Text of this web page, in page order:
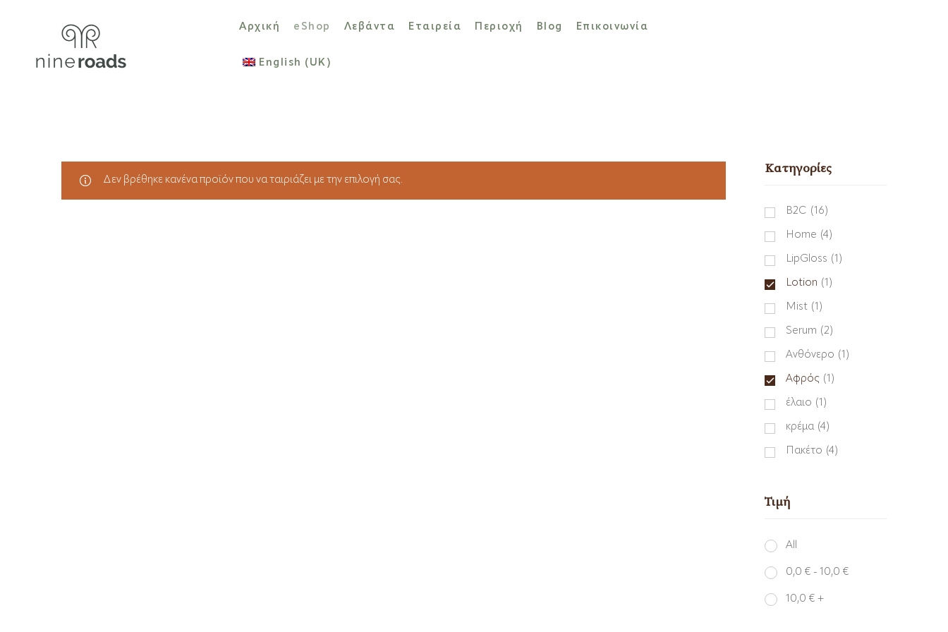
Αρχική eShop Λεβάντα Εταιρεία Περιοχή Blog Επικοινωνία
English (UK)
Δεν βρέθηκε κανένα προϊόν που να ταιριάζει με την επιλογή σας.
Κατηγορίες
B2C (16)
Home (4)
LipGloss (1)
Lotion (1)
Mist (1)
Serum (2)
Ανθόνερο (1)
Αφρός (1)
έλαιο (1)
κρέμα (4)
Πακέτο (4)
Τιμή
All
0,0 € - 10,0 €
10,0 € +